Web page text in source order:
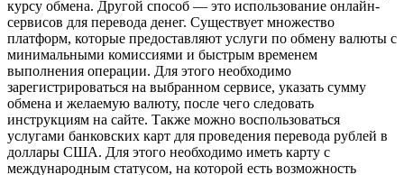
курсу обмена. Другой способ — это использование онлайн-
сервисов для перевода денег. Существует множество
платформ, которые предоставляют услуги по обмену валюты с
минимальными комиссиями и быстрым временем
выполнения операции. Для этого необходимо
зарегистрироваться на выбранном сервисе, указать сумму
обмена и желаемую валюту, после чего следовать
инструкциям на сайте. Также можно воспользоваться
услугами банковских карт для проведения перевода рублей в
доллары США. Для этого необходимо иметь карту с
международным статусом, на которой есть возможность